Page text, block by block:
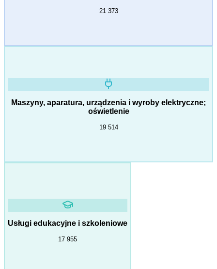
21 373
Maszyny, aparatura, urządzenia i wyroby elektryczne;
oświetlenie
19 514
Usługi edukacyjne i szkoleniowe
17 955